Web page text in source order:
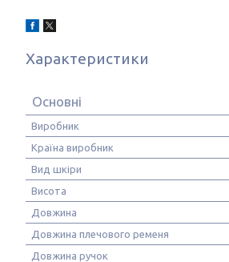
Характеристики
Основні
Виробник
Країна виробник
Вид шкіри
Висота
Довжина
Довжина плечового ременя
Довжина ручок